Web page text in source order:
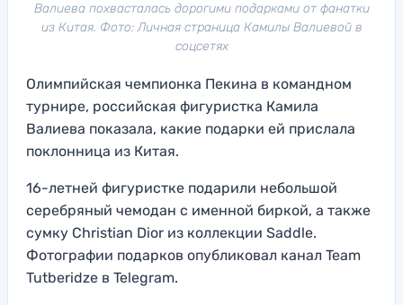
Валиева похвасталась дорогими подарками от фанатки
из Китая. Фото: Личная страница Камилы Валиевой в
соцсетях
Олимпийская чемпионка Пекина в командном
турнире, российская фигуристка Камила
Валиева показала, какие подарки ей прислала
поклонница из Китая.
16-летней фигуристке подарили небольшой
серебряный чемодан с именной биркой, а также
сумку Christian Dior из коллекции Saddle.
Фотографии подарков опубликовал канал Team
Tutberidze в Telegram.